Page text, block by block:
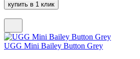
купить в 1 клик
UGG Mini Bailey Button Grey